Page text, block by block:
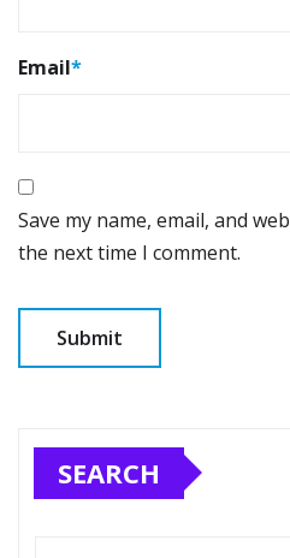
Email*
Save my name, email, and
the next time I comment.
SEARCH